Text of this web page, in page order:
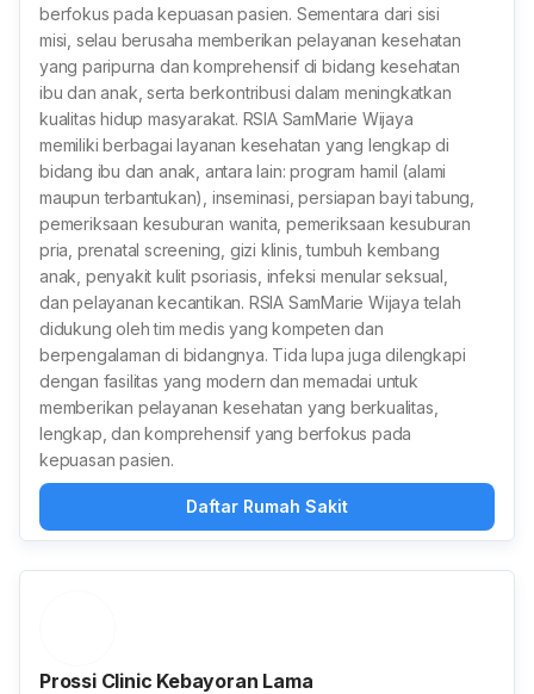
berfokus pada kepuasan pasien. Sementara dari sisi
misi, selau berusaha memberikan pelayanan kesehatan
yang paripurna dan komprehensif di bidang kesehatan
ibu dan anak, serta berkontribusi dalam meningkatkan
kualitas hidup masyarakat. RSIA SamMarie Wijaya
memiliki berbagai layanan kesehatan yang lengkap di
bidang ibu dan anak, antara lain: program hamil (alami
maupun terbantukan), inseminasi, persiapan bayi tabung,
pemeriksaan kesuburan wanita, pemeriksaan kesuburan
pria, prenatal screening, gizi klinis, tumbuh kembang
anak, penyakit kulit psoriasis, infeksi menular seksual,
dan pelayanan kecantikan. RSIA SamMarie Wijaya telah
didukung oleh tim medis yang kompeten dan
berpengalaman di bidangnya. Tida lupa juga dilengkapi
dengan fasilitas yang modern dan memadai untuk
memberikan pelayanan kesehatan yang berkualitas,
lengkap, dan komprehensif yang berfokus pada
kepuasan pasien.
Daftar Rumah Sakit
Prossi Clinic Kebayoran Lama